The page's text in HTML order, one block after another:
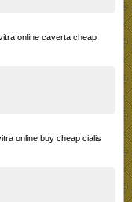
online caverta cheap
online buy cheap cialis